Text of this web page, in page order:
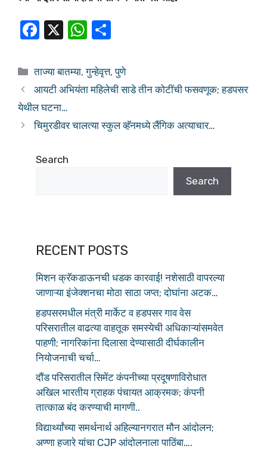
F
c
e
b
o
k
X
W
at
s
p
ar
e
ताज्या बातम्या,गुन्हेवृत्त,पुणे
आयटी अभियंता महिलेची साडे तीन कोटींची फसवणूक; हडपसर
येथील घटना…
चिमुरडीवर चालत्या स्कुल व्हॅनमध्ये लैंगिक अत्याचार…
Search
Search
RECENT POSTS
मिशन क्रॅकडाऊनची धडक कारवाई! नशेसाठी वापरल्या
जाणाऱ्या इंजेक्शनचा मोठा साठा जप्त; दोघांना अटक…
हडपसरमधील मंत्री मार्केट व हडपसर गाव वेस
परिसरातील वाढत्या वाहतूक समस्येची अधिकाऱ्यांसमवेत
पाहणी; नागरिकांना दिलासा देण्यासाठी दीर्घकालीन
नियोजनाची चर्चा…
दौंड परिसरातील सिमेंट कंपनीच्या प्रदूषणाविरोधात
अखिल भारतीय ग्राहक पंचायत आक्रमक; कंपनी
तात्काळ बंद करण्याची मागणी..
विद्यार्थ्यांच्या समर्थनार्थ अहिल्यानगरात मौन आंदोलन;
अण्णा हजारे यांचा CJP आंदोलनाला पाठिंबा….